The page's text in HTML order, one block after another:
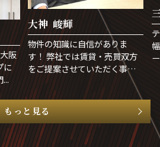
阪
に
大神 峻輝
物件の知識に自信がありま
す！ 弊社では賃貸・売買双方
をご提案させていただく事も
可...
もっと見る